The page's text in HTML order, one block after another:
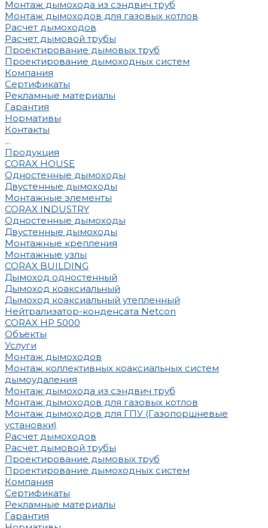
Монтаж дымохода из сэндвич труб
Монтаж дымоходов для газовых котлов
Расчет дымоходов
Расчет дымовой трубы
Проектирование дымовых труб
Проектирование дымоходных систем
Компания
Сертификаты
Рекламные материалы
Гарантия
Нормативы
Контакты
...
Продукция
CORAX HOUSE
Одностенные дымоходы
Двустенные дымоходы
Монтажные элементы
CORAX INDUSTRY
Одностенные дымоходы
Двустенные дымоходы
Монтажные крепления
Монтажные узлы
CORAX BUILDING
Дымоход одностенный
Дымоход коаксиальный
Дымоход коаксиальный утепленный
Нейтрализатор-конденсата Netcon
CORAX HP 5000
Объекты
Услуги
Монтаж дымоходов
Монтаж коллективных коаксиальных систем
дымоудаления
Монтаж дымохода из сэндвич труб
Монтаж дымоходов для газовых котлов
Монтаж дымоходов для ГПУ (Газопоршневые
установки)
Расчет дымоходов
Расчет дымовой трубы
Проектирование дымовых труб
Проектирование дымоходных систем
Компания
Сертификаты
Рекламные материалы
Гарантия